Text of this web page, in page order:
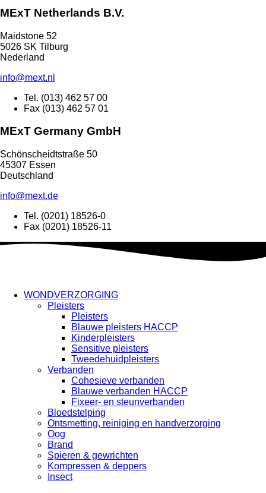
MExT Netherlands B.V.
Maidstone 52
5026 SK Tilburg
Nederland
info@mext.nl
Tel. (013) 462 57 00
Fax (013) 462 57 01
MExT Germany GmbH
Schönscheidtstraße 50
45307 Essen
Deutschland
info@mext.de
Tel. (0201) 18526-0
Fax (0201) 18526-11
WONDVERZORGING
Pleisters
Pleisters
Blauwe pleisters HACCP
Kinderpleisters
Sensitive pleisters
Tweedehuidpleisters
Verbanden
Cohesieve verbanden
Blauwe verbanden HACCP
Fixeer- en steunverbanden
Bloedstelping
Ontsmetting, reiniging en handverzorging
Oog
Brand
Spieren & gewrichten
Kompressen & deppers
Insect